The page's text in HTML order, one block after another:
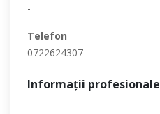
-
Telefon
0722624307
Informaţii profesionale